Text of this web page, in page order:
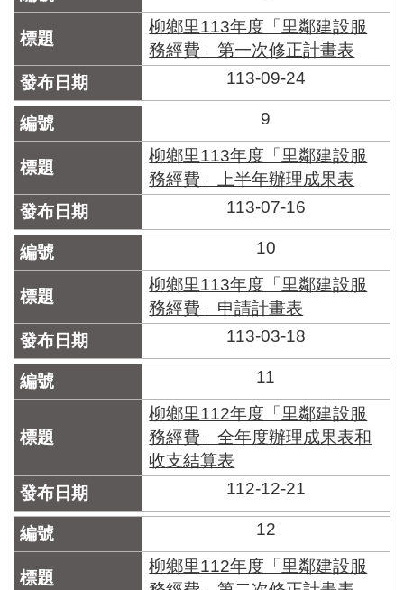
柳鄉里113年度「里鄰建設服
務經費」第一次修正計畫表
113-09-24
9
柳鄉里113年度「里鄰建設服
務經費」上半年辦理成果表
113-07-16
10
柳鄉里113年度「里鄰建設服
務經費」申請計畫表
113-03-18
11
柳鄉里112年度「里鄰建設服
務經費」全年度辦理成果表和
收支結算表
112-12-21
12
柳鄉里112年度「里鄰建設服